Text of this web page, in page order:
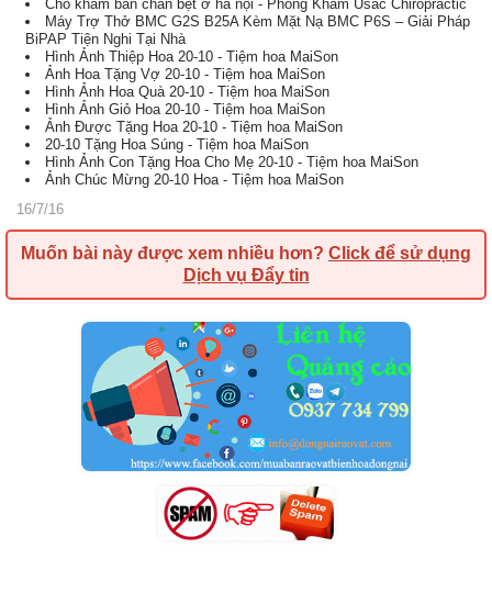
Chỗ khám bàn chân bẹt ở hà nội - Phòng Khám Usac Chiropractic
Máy Trợ Thở BMC G2S B25A Kèm Mặt Nạ BMC P6S – Giải Pháp
BiPAP Tiện Nghi Tại Nhà
Hình Ảnh Thiệp Hoa 20-10 - Tiệm hoa MaiSon
Ảnh Hoa Tặng Vợ 20-10 - Tiệm hoa MaiSon
Hình Ảnh Hoa Quà 20-10 - Tiệm hoa MaiSon
Hình Ảnh Giỏ Hoa 20-10 - Tiệm hoa MaiSon
Ảnh Được Tặng Hoa 20-10 - Tiệm hoa MaiSon
20-10 Tặng Hoa Súng - Tiệm hoa MaiSon
Hình Ảnh Con Tặng Hoa Cho Mẹ 20-10 - Tiệm hoa MaiSon
Ảnh Chúc Mừng 20-10 Hoa - Tiệm hoa MaiSon
16/7/16
Muốn bài này được xem nhiều hơn? Click để sử dụng
Dịch vụ Đẩy tin